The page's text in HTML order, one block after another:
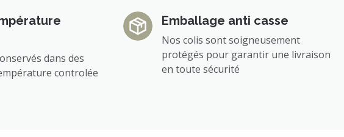
dans des
controlée
Emballage anti casse
Nos colis sont soigneusement
protégés pour garantir une livraison
en toute sécurité